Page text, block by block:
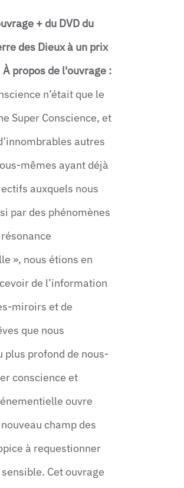
+ du DVD du
des Dieux à un prix
À propos de l'ouvrage :
n’était que le
Super Conscience, et
autres
mêmes ayant déjà
auxquels nous
par des phénomènes
», nous étions en
de l’information
miroirs et de
que nous
plus profond de nous-
conscience et
ouvre
champ des
à requestionner
Cet ouvrage